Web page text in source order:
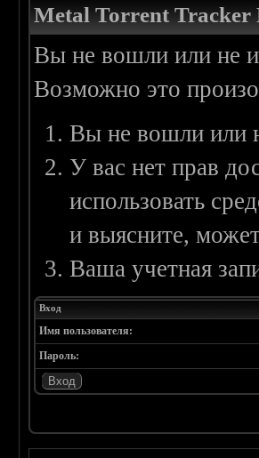
Metal Torrent Tracker
Вы не вошли или не
Возможно это
Вы не вошли или
У вас нет прав
использовать
и выясните,
Ваша учетная
Вход
Имя пользователя:
Пароль: